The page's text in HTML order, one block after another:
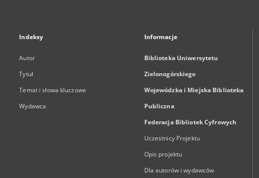
Indeksy
Autor
Tytuł
Temat i słowa kluczowe
Wydawca
Informacje
Biblioteka Uniwersytetu
Zielonogórskiego
Wojewódzka i Miejska Biblioteka
Publiczna
Federacja Bibliotek Cyfrowych
Uczestnicy Projektu
Opis projektu
Dla autorów i wydawców